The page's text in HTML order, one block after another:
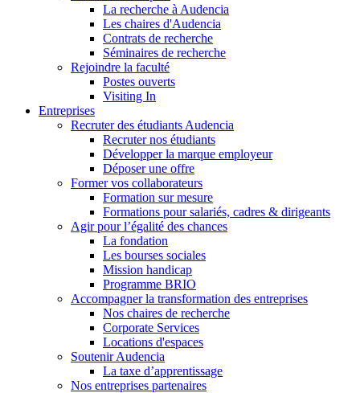
La recherche à Audencia
Les chaires d'Audencia
Contrats de recherche
Séminaires de recherche
Rejoindre la faculté
Postes ouverts
Visiting In
Entreprises
Recruter des étudiants Audencia
Recruter nos étudiants
Développer la marque employeur
Déposer une offre
Former vos collaborateurs
Formation sur mesure
Formations pour salariés, cadres & dirigeants
Agir pour l’égalité des chances
La fondation
Les bourses sociales
Mission handicap
Programme BRIO
Accompagner la transformation des entreprises
Nos chaires de recherche
Corporate Services
Locations d'espaces
Soutenir Audencia
La taxe d’apprentissage
Nos entreprises partenaires